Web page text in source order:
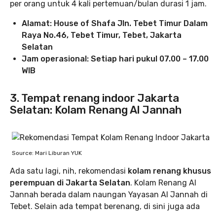
per orang untuk 4 kali pertemuan/bulan durasi 1 jam.
Alamat: House of Shafa Jln. Tebet Timur Dalam
Raya No.46, Tebet Timur, Tebet, Jakarta
Selatan
Jam operasional: Setiap hari pukul 07.00 – 17.00
WIB
3. Tempat renang indoor Jakarta
Selatan: Kolam Renang Al Jannah
Source: Mari Liburan YUK
Ada satu lagi, nih, rekomendasi kolam renang khusus
perempuan di Jakarta Selatan. Kolam Renang Al
Jannah berada dalam naungan Yayasan Al Jannah di
Tebet. Selain ada tempat berenang, di sini juga ada